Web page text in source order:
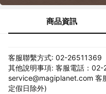
商品資訊
客服聯繫方式: 02-26511369
其他說明事項: 客服電話：02-
service@magiplanet.com 客
定假日除外)